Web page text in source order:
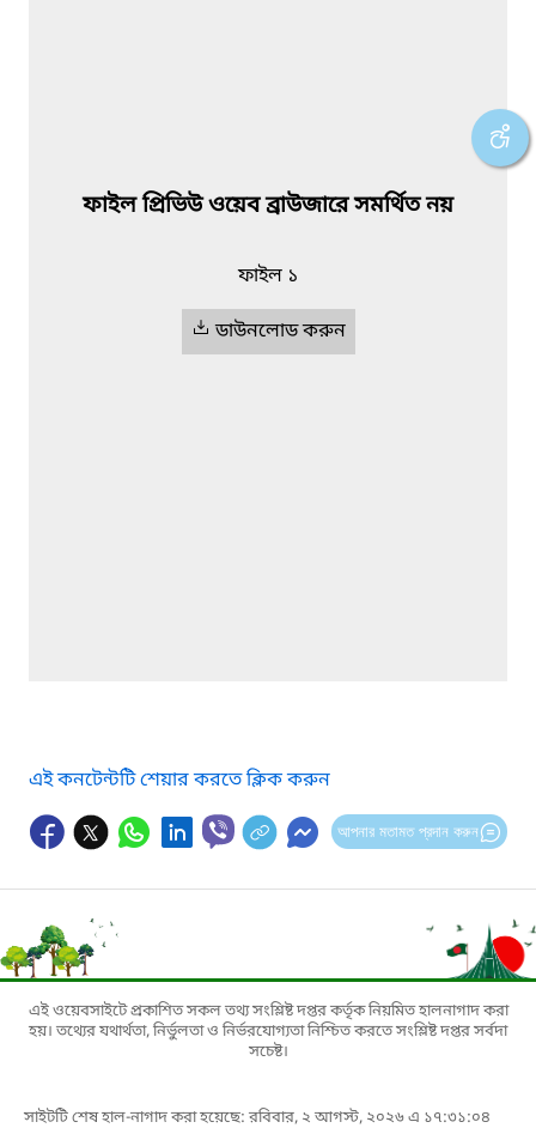
ফাইল প্রিভিউ ওয়েব ব্রাউজারে সমর্থিত নয়
ফাইল ১
ডাউনলোড করুন
এই কনটেন্টটি শেয়ার করতে ক্লিক করুন
আপনার মতামত প্রদান করুন
এই ওয়েবসাইটে প্রকাশিত সকল তথ্য সংশ্লিষ্ট দপ্তর কর্তৃক নিয়মিত হালনাগাদ করা
হয়। তথ্যের যথার্থতা, নির্ভুলতা ও নির্ভরযোগ্যতা নিশ্চিত করতে সংশ্লিষ্ট দপ্তর সর্বদা
সচেষ্ট।
সাইটটি শেষ হাল-নাগাদ করা হয়েছে: রবিবার, ২ আগস্ট, ২০২৬ এ ১৭:৩১:০৪